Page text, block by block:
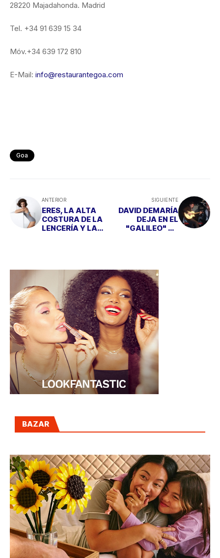
28220 Majadahonda. Madrid
Tel. +34 91 639 15 34
Móv.+34 639 172 810
E-Mail: info@restaurantegoa.com
Goa
ANTERIOR
ERES, LA ALTA
COSTURA DE LA
LENCERÍA Y LA
SIGUIENTE
DAVID DEMARÍA
DEJA EN EL
"GALILEO" SU
BAZAR